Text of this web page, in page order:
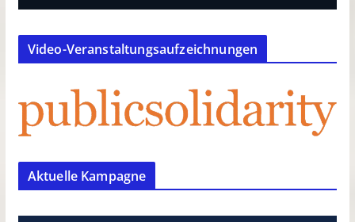
Video-Veranstaltungsaufzeichnungen
Aktuelle Kampagne